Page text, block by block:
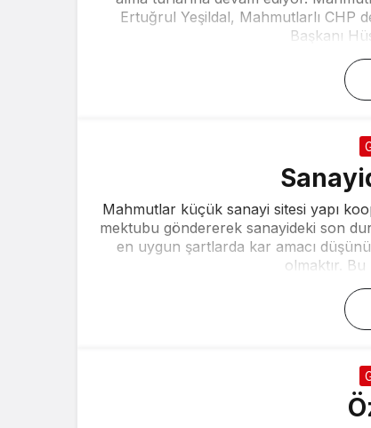
Ertuğrul Yeşildal, Mahmutlarlı CHP
Başkanı
Mahmutlar küçük sanayi sitesi yapı
mektubu göndererek sanayideki son
en uygun şartlarda kar amacı
olmaktır. Bu